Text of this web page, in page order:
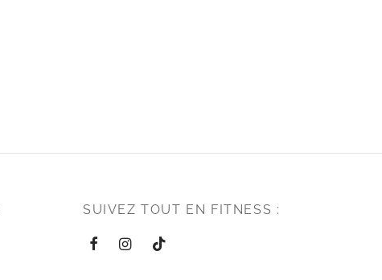
SUIVEZ TOUT EN FITNESS :